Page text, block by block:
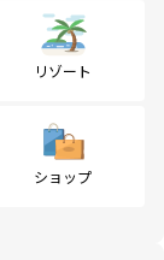
リゾート
ショップ